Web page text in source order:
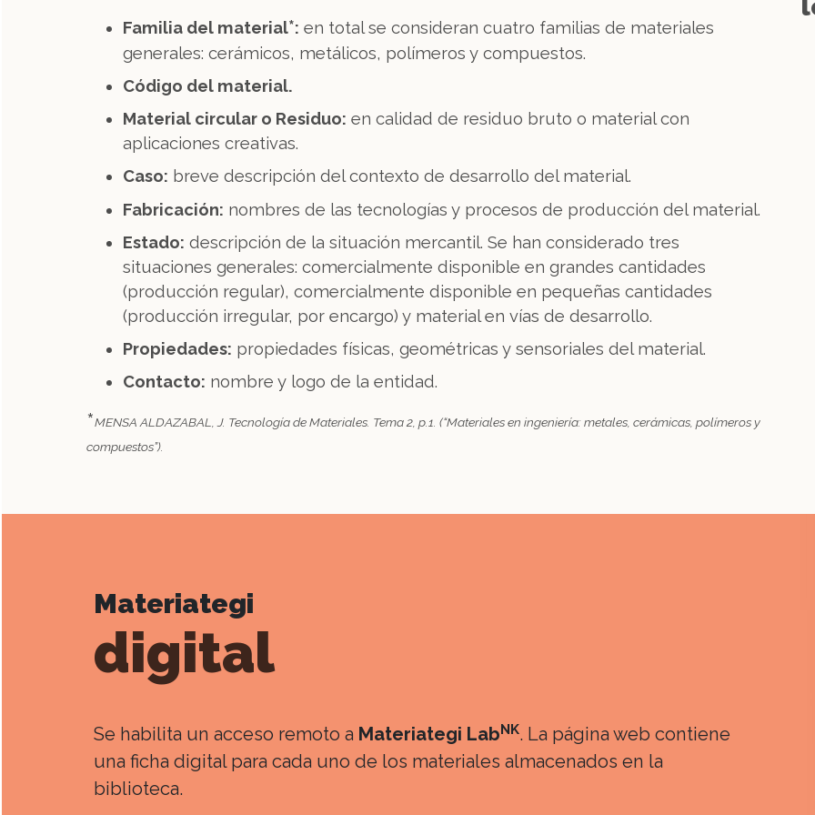
Familia del material*: en total se consideran cuatro familias de materiales
generales: cerámicos, metálicos, polímeros y compuestos.
Código del material.
Material circular o Residuo: en calidad de residuo bruto o material con
aplicaciones creativas.
Caso: breve descripción del contexto de desarrollo del material.
Fabricación: nombres de las tecnologías y procesos de producción del material.
Estado: descripción de la situación mercantil. Se han considerado tres
situaciones generales: comercialmente disponible en grandes cantidades
(producción regular), comercialmente disponible en pequeñas cantidades
(producción irregular, por encargo) y material en vías de desarrollo.
Propiedades: propiedades físicas, geométricas y sensoriales del material.
Contacto: nombre y logo de la entidad.
*MENSA ALDAZABAL, J. Tecnología de Materiales. Tema 2, p.1. (“Materiales en ingeniería: metales, cerámicas, polímeros y
compuestos”).
Materiategi
digital
Se habilita un acceso remoto a Materiategi LabNK. La página web contiene
una ficha digital para cada uno de los materiales almacenados en la
biblioteca.